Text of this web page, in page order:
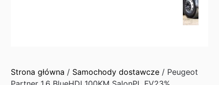
Strona główna / Samochody dostawcze / Peugeot